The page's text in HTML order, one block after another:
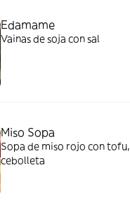
Edamame
Vainas de soja con sal
Miso Sopa
Sopa de miso rojo con
cebolleta